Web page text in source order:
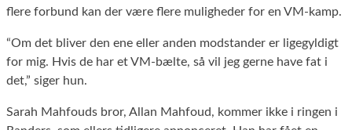
flere forbund kan der være flere muligheder for en VM-kamp.
“Om det bliver den ene eller anden modstander er ligegyldigt
for mig. Hvis de har et VM-bælte, så vil jeg gerne have fat i
det,” siger hun.
Sarah Mahfouds bror, Allan Mahfoud, kommer ikke i ringen i